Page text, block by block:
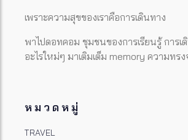
เพราะความสุขของเราคือการเดินทาง
พาไปดอทคอม ชุมชนของการเรียนรู้ การเ
อะไรใหม่ๆ มาเติมเต็ม memory ความทรง
หมวดหมู่
TRAVEL